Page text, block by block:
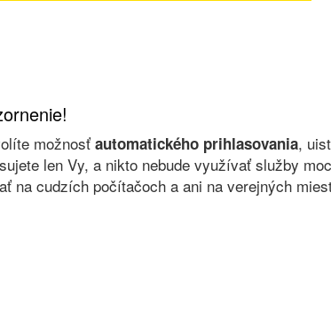
možnosťautomatického prihlasovania,
len Vy, a nikto nebude využívať služby
na cudzích počítačoch a ani na verejných